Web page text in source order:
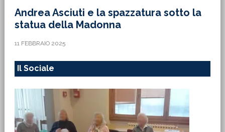
Andrea Asciuti e la spazzatura sotto la
statua della Madonna
11 FEBBRAIO 2025
Il Sociale